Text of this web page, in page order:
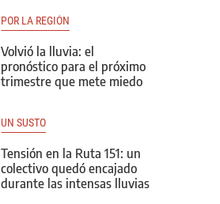
POR LA REGIÓN
Volvió la lluvia: el
pronóstico para el próximo
trimestre que mete miedo
UN SUSTO
Tensión en la Ruta 151: un
colectivo quedó encajado
durante las intensas lluvias